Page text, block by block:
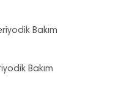
Bakım
Bakım